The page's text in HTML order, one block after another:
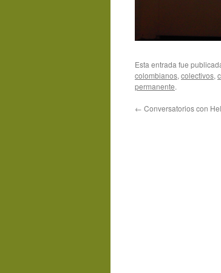
Esta entrada fue
colombianos, colectivos,
permanente.
← Conversatorios con